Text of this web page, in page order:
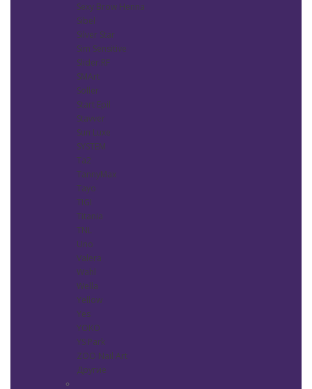
Sexy Brow Henna
Sibel
Silver Star
Sim Sensitive
Slider.RF
SMArt
Soller
Start Epil
Stavver
Sun Luxe
SYSTEM
Ta2
TannyMax
Tayo
TIGI
Titania
TNL
Uno
Valera
Wahl
Wella
Yellow
Yes
YOKO
YS Park
ZOO Nail Art
Другие